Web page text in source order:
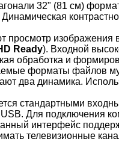
32" (81 см)
просмотр
Ready). Входной
обработка и
форматы файлов
два динамика.
стандартными
Для подключения
интерфейс
телевизионные